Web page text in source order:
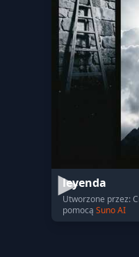
leyenda
Utworzone przez:
pomocą Suno AI